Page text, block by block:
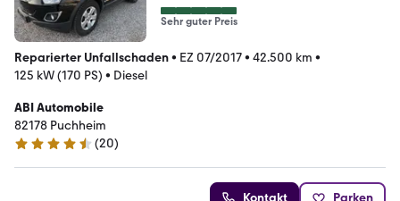
Sehr guter Preis
Reparierter Unfallschaden• EZ 07/2017• 42.500 km •
125 kW (170 PS) • Diesel
ABI Automobile
82178 Puchheim
4.3 Sterne
(20)
Kontakt Parken